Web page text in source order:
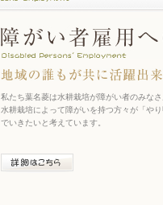
私たち葉名菱は水耕栽培が障がい者のみな
水耕栽培によって障がいを持つ方々が「や
でいきたいと考えています。